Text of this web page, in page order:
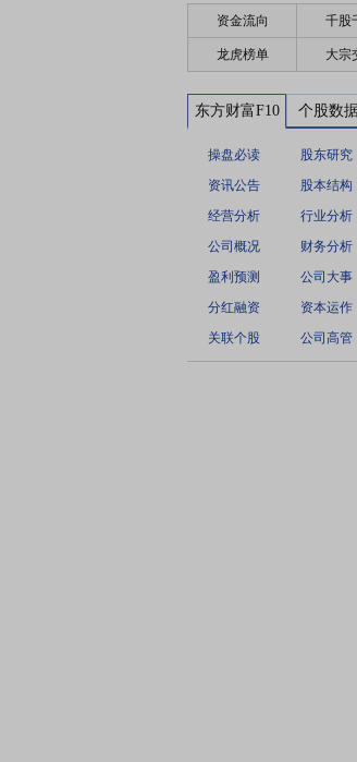
资金流向 千股
龙虎榜单 大宗
东方财富F10 个股数
操盘必读
股东研究
资讯公告
股本结构
经营分析
行业分析
公司概况
财务分析
盈利预测
公司大事
分红融资
资本运作
关联个股
公司高管